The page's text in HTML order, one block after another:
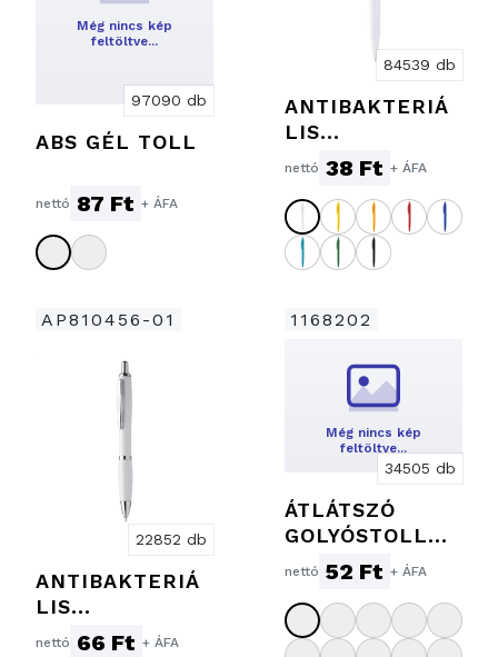
Még nincs kép
feltöltve…
97090 db
ABS GÉL TOLL
nettó 87 Ft + ÁFA
84539 db
ANTIBAKTERIÁ
LIS
GOLYÓSTOLL
nettó 38 Ft + ÁFA
AP810456-01
22852 db
ANTIBAKTERIÁ
LIS
GOLYÓSTOLL
nettó 66 Ft + ÁFA
1168202
Még nincs kép
feltöltve…
34505 db
ÁTLÁTSZÓ
GOLYÓSTOLL
GUMI
MARKOLATTAL
nettó 52 Ft + ÁFA